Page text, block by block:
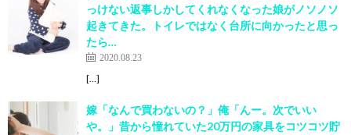
っけない返事しかしてくれなくなった娘がノソノソ
起きてきた。トイレではなく台所に向かったと思っ
たら…
2020.08.23
[…]
嫁「なんで買わないの？」俺「んー。次でいい
や。」昔から憧れていた20万円の家具をコツコツ貯